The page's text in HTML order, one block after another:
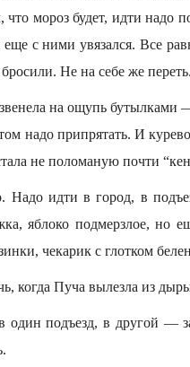
что мороз будет, идти
с ними увязался. Все
Не на себе же переть.
на ощупь бутылками
надо припрятать. И
не поломаную почти
Надо идти в город, в
яблоко подмерзлое, но
чекарик с глотком
когда Пуча вылезла из
один подъезд, в другой —